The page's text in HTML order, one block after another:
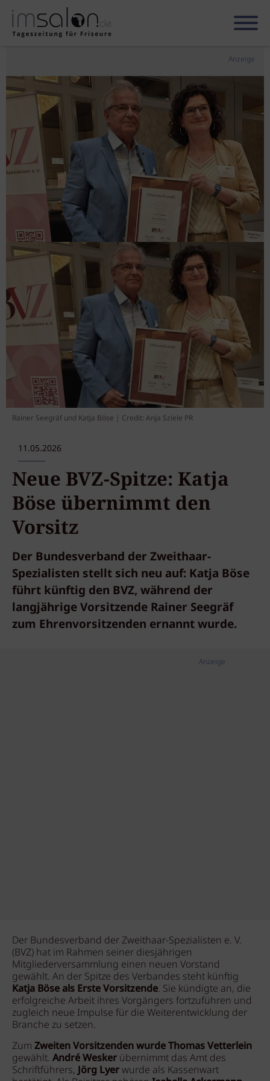
Anzeige
Rainer Seegräf und Katja Böse | Credit: Anja Sziele PR
11.05.2026
Neue BVZ-Spitze: Katja
Böse übernimmt den
Vorsitz
Der Bundesverband der Zweithaar-
Spezialisten stellt sich neu auf: Katja Böse
führt künftig den BVZ, während der
langjährige Vorsitzende Rainer Seegräf
zum Ehrenvorsitzenden ernannt wurde.
Anzeige
Der Bundesverband der Zweithaar-Spezialisten e. V.
(BVZ) hat im Rahmen seiner diesjährigen
Mitgliederversammlung einen neuen Vorstand
gewählt. An der Spitze des Verbandes steht künftig
Katja Böse als Erste Vorsitzende. Sie kündigte an, die
erfolgreiche Arbeit ihres Vorgängers fortzuführen und
zugleich neue Impulse für die Weiterentwicklung der
Branche zu setzen.
Zum Zweiten Vorsitzenden wurde Thomas Vetterlein
gewählt. André Wesker übernimmt das Amt des
Schriftführers,Jörg Lyerwurde als Kassenwart